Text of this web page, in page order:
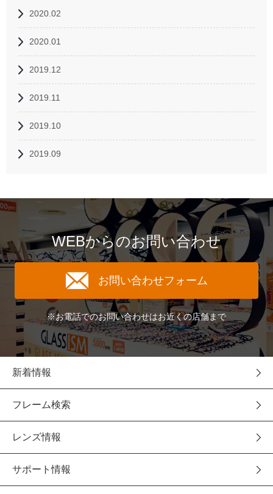
2020.02
2020.01
2019.12
2019.11
2019.10
2019.09
WEBからのお問い合わせ
お問い合わせフォーム
※お電話でのお問い合わせはお近くの店舗まで
新着情報
フレーム検索
レンズ情報
サポート情報